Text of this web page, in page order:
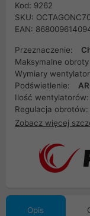
Kod: 9262
SKU:
EAN:
Przeznaczenie:
Maksymalne
Wymiary
Podświetlenie:
Ilość wentylatorów:
Regulacja obrotów:
Zobacz więcej
Opis